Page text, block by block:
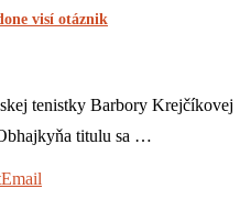
visí otáznik
tenistky Barbory Krejčíkovej
titulu sa …
Email